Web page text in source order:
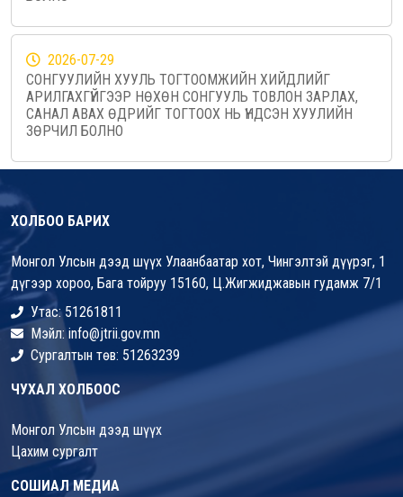
2026-07-29
СОНГУУЛИЙН ХУУЛЬ ТОГТООМЖИЙН ХИЙДЛИЙГ
АРИЛГАХГҮЙГЭЭР НӨХӨН СОНГУУЛЬ ТОВЛОН ЗАРЛАХ,
САНАЛ АВАХ ӨДРИЙГ ТОГТООХ НЬ ҮНДСЭН ХУУЛИЙН
ЗӨРЧИЛ БОЛНО
ХОЛБОО БАРИХ
Монгол Улсын дээд шүүх Улаанбаатар хот, Чингэлтэй дүүрэг, 1
дүгээр хороо, Бага тойруу 15160, Ц.Жигжиджавын гудамж 7/1
Утас: 51261811
Мэйл: info@jtrii.gov.mn
Сургалтын төв: 51263239
ЧУХАЛ ХОЛБООС
Монгол Улсын дээд шүүх
Цахим сургалт
СОШИАЛ МЕДИА